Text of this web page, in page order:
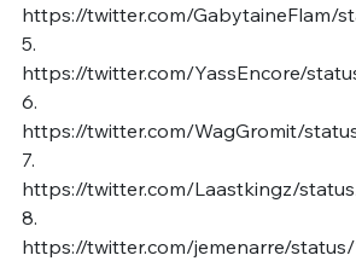
https://twitter.com/GabytaineFlam/
5.
https://twitter.com/YassEncore/
6.
https://twitter.com/WagGromit/
7.
https://twitter.com/Laastkingz/
8.
https://twitter.com/jemenarre/